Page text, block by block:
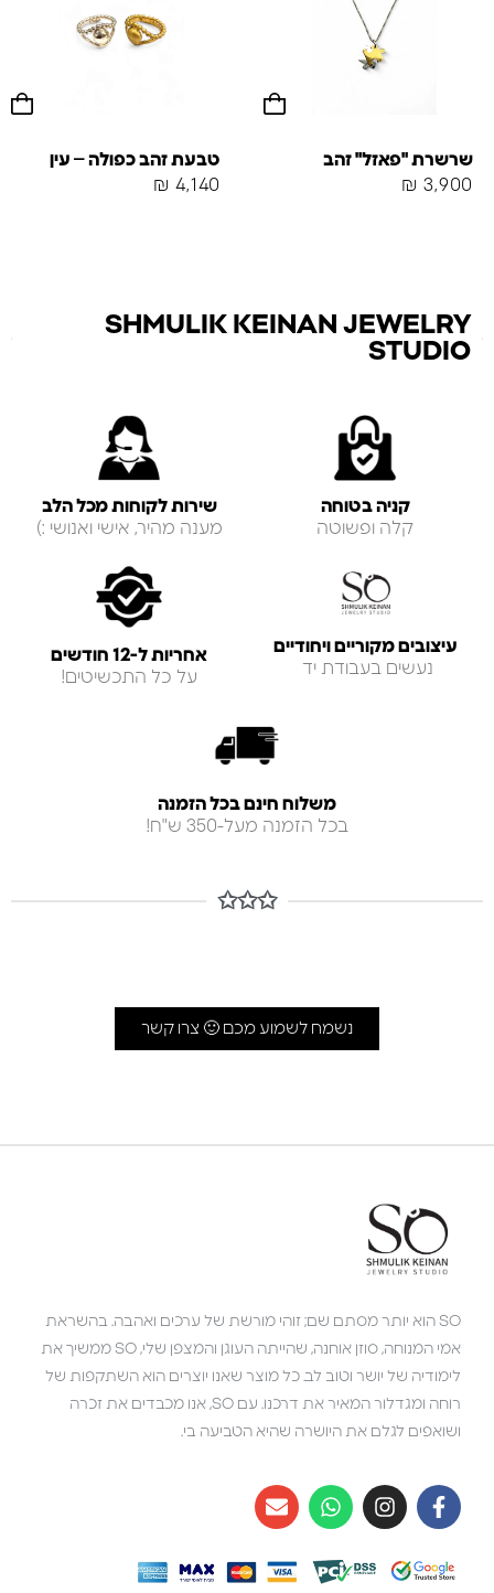
שרשרת "פאזל" זהב
₪ 3,900
טבעת זהב כפולה – עין
₪ 4,140
SHMULIK KEINAN JEWELRY
STUDIO
קניה בטוחה
קלה ופשוטה
שירות לקוחות מכל הלב
מענה מהיר, אישי ואנושי :)
עיצובים מקוריים ויחודיים
נעשים בעבודת יד
אחריות ל-12 חודשים
על כל התכשיטים!
משלוח חינם בכל הזמנה
בכל הזמנה מעל-350 ש"ח!
✩✩✩
נשמח לשמוע מכם 🙂 צרו קשר
SO הוא יותר מסתם שם; זוהי מורשת של ערכים ואהבה. בהשראת
אמי המנוחה, סוזן אוחנה, שהייתה העוגן והמצפן שלי, SO ממשיך את
לימודיה של יושר וטוב לב. כל מוצר שאנו יוצרים הוא השתקפות של
רוחה ומגדלור המאיר את דרכנו. עם SO, אנו מכבדים את זכרה
ושואפים לגלם את היושרה שהיא הטביעה בי.